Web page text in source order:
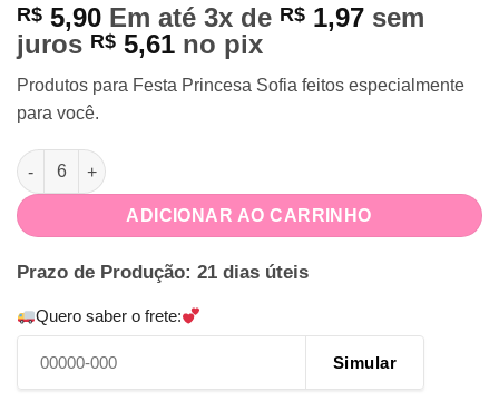
R$ 5,90 Em até 3x de R$ 1,97 sem
juros R$ 5,61 no pix
Produtos para Festa Princesa Sofia feitos especialmente
para você.
Caixa Castelo Princesa Sofia quantidade
ADICIONAR AO CARRINHO
Prazo de Produção: 21 dias úteis
Quero saber o frete:
Simular